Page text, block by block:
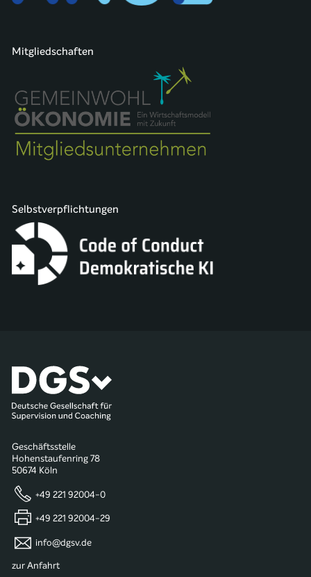
Mitgliedschaften
Selbstverpflichtungen
Geschäftsstelle
Hohenstaufenring 78
50674 Köln
+49 221 92004-0
+49 221 92004-29
info@dgsv.de
zur Anfahrt